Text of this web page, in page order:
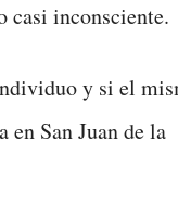
casi inconsciente.
y si el
San Juan de la